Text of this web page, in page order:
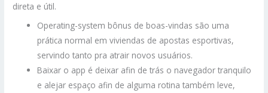
direta e útil.
Operating-system bônus de boas-vindas são uma
prática normal em viviendas de apostas esportivas,
servindo tanto pra atrair novos usuários.
Baixar o app é deixar afin de trás o navegador tranquilo
e alejar espaço afin de alguma rotina também leve,